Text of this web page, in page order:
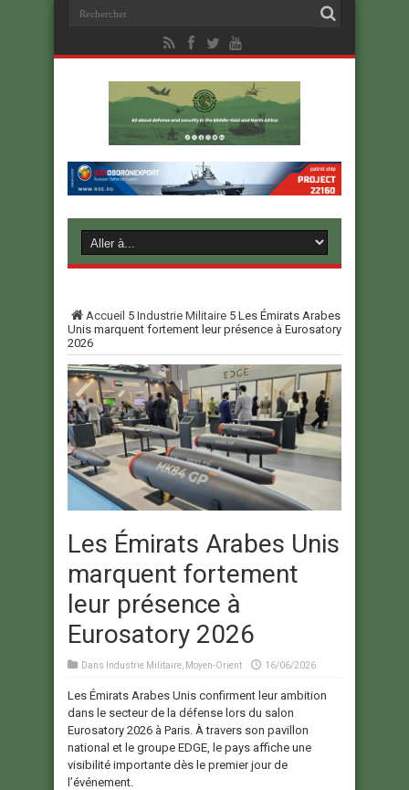
Accueil 5 Industrie Militaire 5 Les Émirats Arabes
Unis marquent fortement leur présence à Eurosatory
2026
Les Émirats Arabes Unis
marquent fortement
leur présence à
Eurosatory 2026
Dans Industrie Militaire Moyen-Orient 16/06/2026
Les Émirats Arabes Unis confirment leur ambition
dans le secteur de la défense lors du salon
Eurosatory 2026 à Paris. À travers son pavillon
national et le groupe EDGE, le pays affiche une
visibilité importante dès le premier jour de
l’événement.